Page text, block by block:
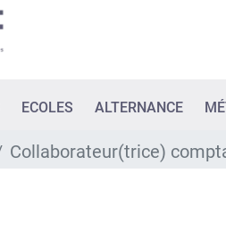
ECOLES ALTERNANCE
Collaborateur(trice)